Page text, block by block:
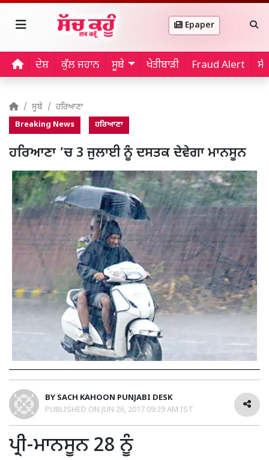
Epaper
ਦੇਸ਼ ਕੁੱਲ ਜਹਾਨ ਸੂਬੇ ਖੇਤੀਬਾੜੀ Fraud Alert
ਸੂਬੇ ਹਰਿਆਣਾ
Breaking News ਹਰਿਆਣਾ
ਹਰਿਆਣਾ ‘ਚ 3 ਜੁਲਾਈ ਨੂੰ ਦਸਤਕ ਦੇਵੇਗਾ ਮਾਨਸੂਨ
BY SACH KAHOON PUNJABI DESK
PUBLISHED ON JUN 26, 2017 09:29 AM IST
ਪ੍ਰੀ-ਮਾਨਸੂਨ 28 ਨੂੰ